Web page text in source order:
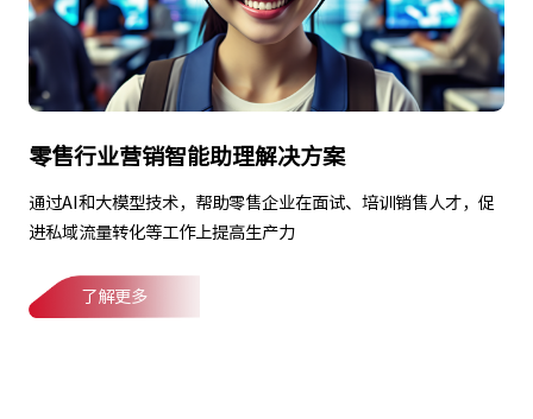
零售行业营销智能助理解决方案
通过AI和大模型技术，帮助零售企业在面试、培训销售人才，促
进私域流量转化等工作上提高生产力
了解更多